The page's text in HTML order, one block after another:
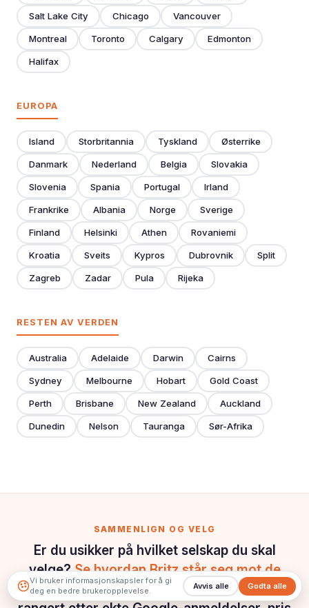
Salt Lake City Chicago Vancouver
Montreal Toronto Calgary Edmonton
Halifax
EUROPA
Island Storbritannia Tyskland Østerrike
Danmark Nederland Belgia Slovakia
Slovenia Spania Portugal Irland
Frankrike Albania Norge Sverige
Finland Helsinki Athen Rovaniemi
Kroatia Sveits Kypros Dubrovnik Split
Zagreb Zadar Pula Rijeka
RESTEN AV VERDEN
Australia Adelaide Darwin Cairns
Sydney Melbourne Hobart Gold Coast
Perth Brisbane New Zealand Auckland
Dunedin Nelson Tauranga Sør-Afrika
SAMMENLIGN OG VELG
Er du usikker på hvilket selskap du skal
velge?Se hvordan Britz står seg mot de
beste utleierne av campingbiler på Island,
Vi bruker informasjonskapsler for å gi
deg en bedre brukeropplevelse.
Godta alle
Avvis alle